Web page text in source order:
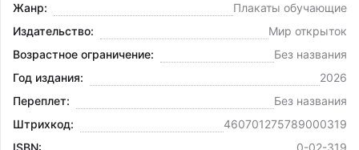
Жанр:
Плакаты обучающие
Издательство:
Мир открыток
Возрастное ограничение:
Без названия
Год издания:
2026
Переплет:
Без названия
Штрихкод:
460701275789000319